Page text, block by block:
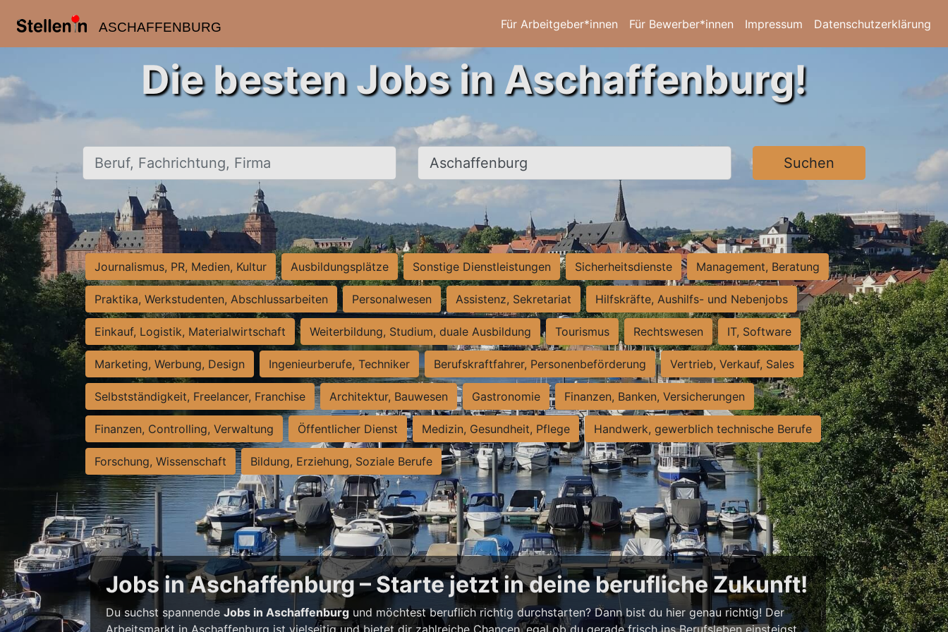
ASCHAFFENBURG Für Arbeitgeber*innen Für Bewerber*innen Impressum Datenschutzerklärung
Die besten Jobs in Aschaffenburg!
Beruf, Fachrichtung, Firma Ort, Stadt Suchen
Journalismus, PR, Medien, Kultur Ausbildungsplätze Sonstige Dienstleistungen Sicherheitsdienste Management, Beratung
Praktika, Werkstudenten, Abschlussarbeiten Personalwesen Assistenz, Sekretariat Hilfskräfte, Aushilfs- und Nebenjobs
Einkauf, Logistik, Materialwirtschaft Weiterbildung, Studium, duale Ausbildung Tourismus Rechtswesen IT, Software
Marketing, Werbung, Design Ingenieurberufe, Techniker Berufskraftfahrer, Personenbeförderung Vertrieb, Verkauf, Sales
Selbstständigkeit, Freelancer, Franchise Architektur, Bauwesen Gastronomie Finanzen, Banken, Versicherungen
Finanzen, Controlling, Verwaltung Öffentlicher Dienst Medizin, Gesundheit, Pflege Handwerk, gewerblich technische Berufe
Forschung, Wissenschaft Bildung, Erziehung, Soziale Berufe
Jobs in Aschaffenburg – Starte jetzt in deine berufliche Zukunft!
Du suchst spannendeJobs in Aschaffenburg und möchtest beruflich richtig durchstarten? Dann bist du hier genau richtig! Der